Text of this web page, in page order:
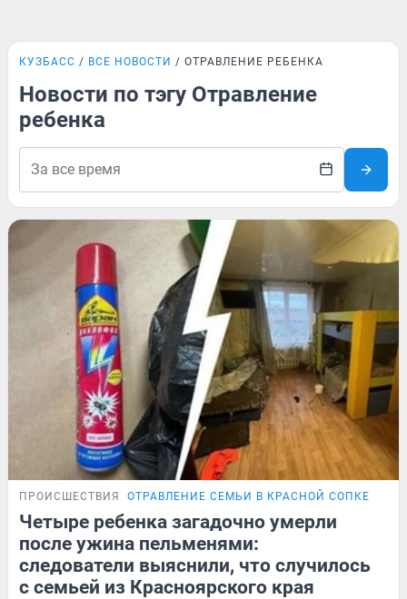
КУЗБАСС ВСЕ НОВОСТИ ОТРАВЛЕНИЕ РЕБЕНКА
Новости по тэгу Отравление
ребенка
ПРОИСШЕСТВИЯ ОТРАВЛЕНИЕ СЕМЬИ В КРАСНОЙ СОПКЕ
Четыре ребенка загадочно умерли
после ужина пельменями:
следователи выяснили, что случилось
с семьей из Красноярского края